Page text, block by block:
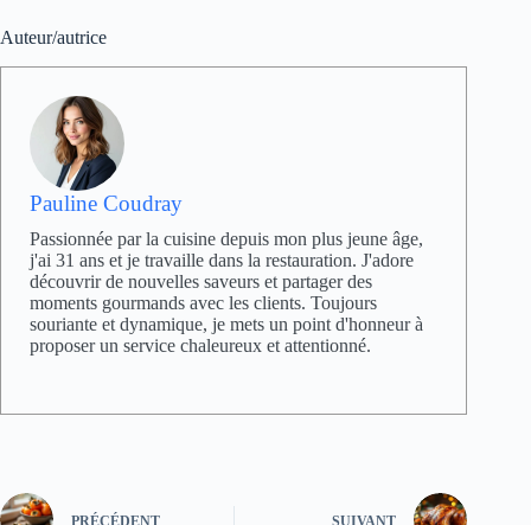
Auteur/autrice
Pauline Coudray
Passionnée par la cuisine depuis mon plus jeune âge,
j'ai 31 ans et je travaille dans la restauration. J'adore
découvrir de nouvelles saveurs et partager des
moments gourmands avec les clients. Toujours
souriante et dynamique, je mets un point d'honneur à
proposer un service chaleureux et attentionné.
PRÉCÉDENT SUIVANT